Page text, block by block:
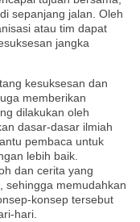
sepanjang jalan. Oleh
atau tim dapat
jangka
kesuksesan dan
memberikan
dilakukan oleh
dasar-dasar ilmiah
pembaca untuk
lebih baik.
dan cerita yang
sehingga memudahkan
konsep tersebut
hari.